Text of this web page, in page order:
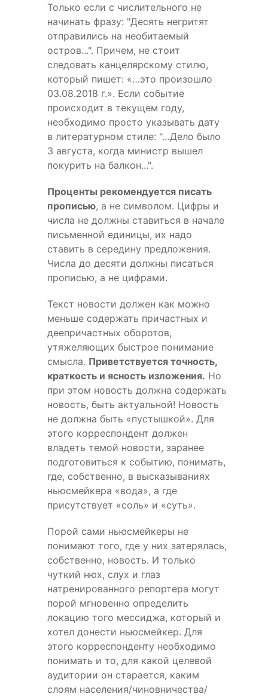
Только если с числительного не
начинать фразу: "Десять негритят
отправились на необитаемый
остров...". Причем, не стоит
следовать канцелярскому стилю,
который пишет: «…это произошло
03.08.2018 г.». Если событие
происходит в текущем году,
необходимо просто указывать дату
в литературном стиле: "…Дело было
3 августа, когда министр вышел
покурить на балкон...".
Проценты рекомендуется писать
прописью, а не символом. Цифры и
числа не должны ставиться в начале
письменной единицы, их надо
ставить в середину предложения.
Числа до десяти должны писаться
прописью, а не цифрами.
Текст новости должен как можно
меньше содержать причастных и
деепричастных оборотов,
утяжеляющих быстрое понимание
смысла. Приветствуется точность,
краткость и ясность изложения. Но
при этом новость должна содержать
новость, быть актуальной! Новость
не должна быть «пустышкой». Для
этого корреспондент должен
владеть темой новости, заранее
подготовиться к событию, понимать,
где, собственно, в высказываниях
ньюсмейкера «вода», а где
присутствует «соль» и «суть».
Порой сами ньюсмейкеры не
понимают того, где у них затерялась,
собственно, новость. И только
чуткий нюх, слух и глаз
натренированного репортера могут
порой мгновенно определить
локацию того мессиджа, который и
хотел донести ньюсмейкер. Для
этого корреспонденту необходимо
понимать и то, для какой целевой
аудитории он старается, каким
слоям населения/чиновничества/